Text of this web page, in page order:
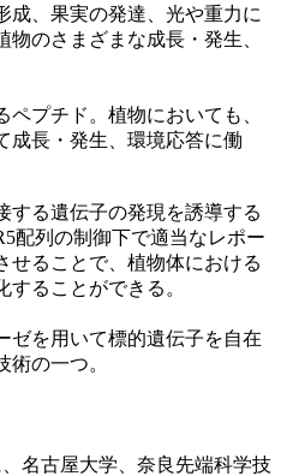
成、果実の発達、光や重力に
のさまざまな成長・発生、
プチド。植物においても、
成長・発生、環境応答に働
する遺伝子の発現を誘導する
配列の制御下で適当なレポー
せることで、植物体における
ることができる。
ゼを用いて標的遺伝子を自在
術の一つ。
名古屋大学、奈良先端科学技